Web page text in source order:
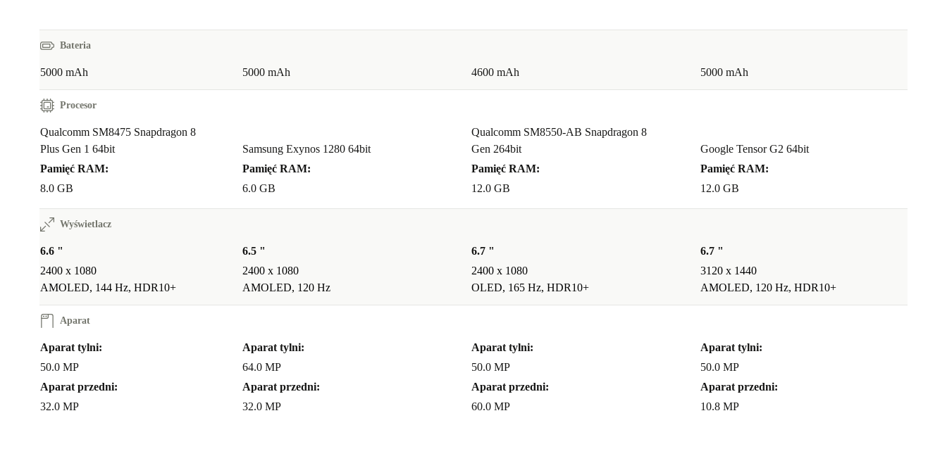
Bateria
5000 mAh 5000 mAh 4600 mAh 5000 mAh
Procesor
Qualcomm SM8475 Snapdragon 8
Plus Gen 1 64bit
Pamięć RAM:
8.0 GB
Samsung Exynos 1280 64bit
Pamięć RAM:
6.0 GB
Qualcomm SM8550-AB Snapdragon 8
Gen 264bit
Pamięć RAM:
12.0 GB
Google Tensor G2 64bit
Pamięć RAM:
12.0 GB
Wyświetlacz
6.6 "
2400 x 1080
AMOLED, 144 Hz, HDR10+
6.5 "
2400 x 1080
AMOLED, 120 Hz
6.7 "
2400 x 1080
OLED, 165 Hz, HDR10+
6.7 "
3120 x 1440
AMOLED, 120 Hz, HDR10+
Aparat
Aparat tylni:
50.0 MP
Aparat przedni:
32.0 MP
Aparat tylni:
64.0 MP
Aparat przedni:
32.0 MP
Aparat tylni:
50.0 MP
Aparat przedni:
60.0 MP
Aparat tylni:
50.0 MP
Aparat przedni:
10.8 MP